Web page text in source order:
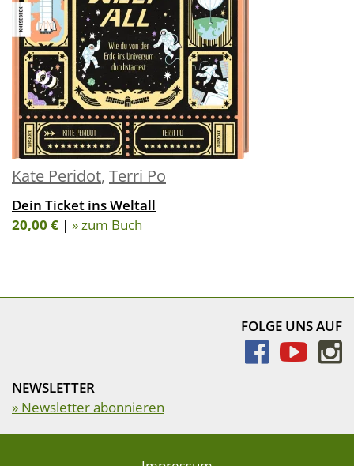
Kate Peridot, Terri Po
Dein Ticket ins Weltall
20,00 € | » zum Buch
FOLGE UNS AUF
NEWSLETTER
» Newsletter abonnieren